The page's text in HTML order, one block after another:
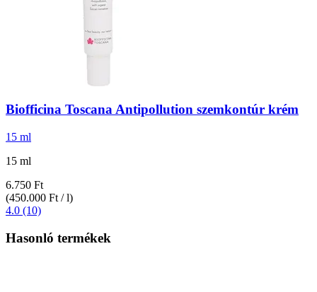
Biofficina ToscanaAntipollution szemkontúr krém
15 ml
15 ml
6.750 Ft
(450.000 Ft / l)
4.0 (10)
Hasonló termékek